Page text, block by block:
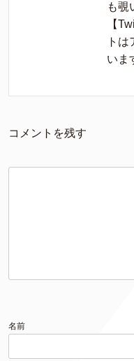
も覗
【
ト
いま
コメントを残す
名前